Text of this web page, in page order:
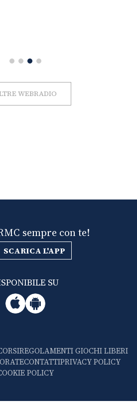
WEBRADIO
sempre con te!
SCARICA L'APP
SU
REGOLAMENTI GIOCHI LIBERI
CONTATTIPRIVACY POLICY
POLICY